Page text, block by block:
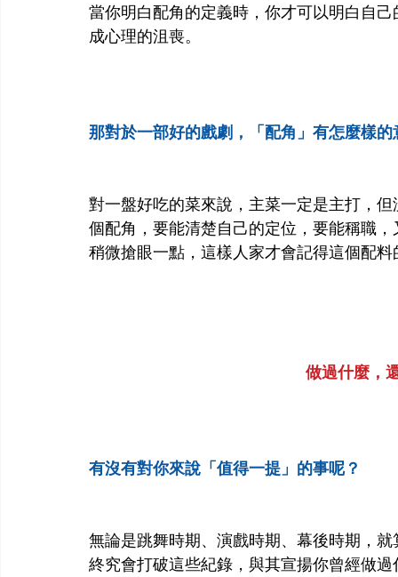
當你明白配角的定義時，你才可以明白自
成心理的沮喪。
那對於一部好的戲劇，「配角」有怎麼樣的
對一盤好吃的菜來說，主菜一定是主打，
個配角，要能清楚自己的定位，要能稱職
稍微搶眼一點，這樣人家才會記得這個配
做過什麼，
有沒有對你來說「值得一提」的事呢？
無論是跳舞時期、演戲時期、幕後時期，
終究會打破這些紀錄，與其宣揚你曾經做